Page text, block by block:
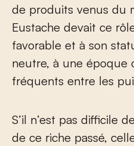
de produits venus du
Eustache devait ce
favorable et à son
neutre, à une époque
fréquents entre les
S’il n’est pas difficile
de ce riche passé,